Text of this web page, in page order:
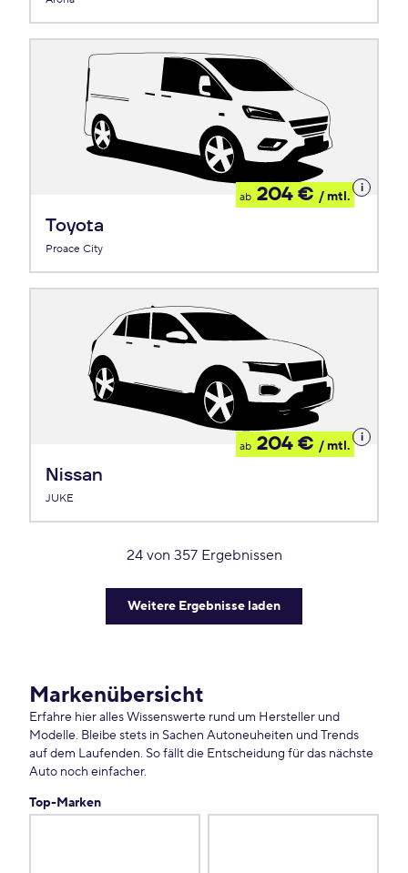
Toyota
Proace City
ab 204 € / mtl.
Details
zum
Nissan
JUKE
ab 204 € / mtl.
Details
zum
24 von 357 Ergebnissen
Weitere Ergebnisse laden
Markenübersicht
Erfahre hier alles Wissenswerte rund um Hersteller und
Modelle. Bleibe stets in Sachen Autoneuheiten und Trends
auf dem Laufenden. So fällt die Entscheidung für das nächste
Auto noch einfacher.
Top-Marken